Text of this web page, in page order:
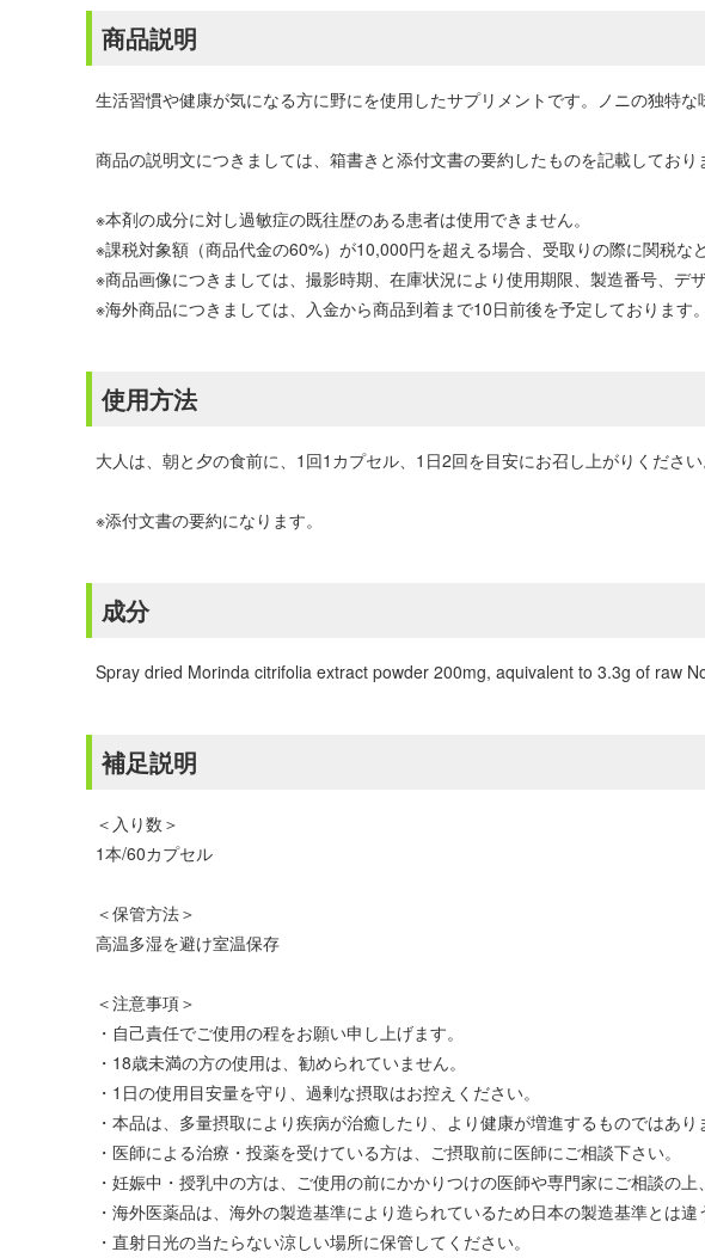
商品説明
生活習慣や健康が気になる方に野にを使用したサプリメントです。ノニの独特な
商品の説明文につきましては、箱書きと添付文書の要約したものを記載しており
※本剤の成分に対し過敏症の既往歴のある患者は使用できません。
※課税対象額（商品代金の60%）が10,000円を超える場合、受取りの際に関税な
※商品画像につきましては、撮影時期、在庫状況により使用期限、製造番号、デ
※海外商品につきましては、入金から商品到着まで10日前後を予定しております
使用方法
大人は、朝と夕の食前に、1回1カプセル、1日2回を目安にお召し上がりください
※添付文書の要約になります。
成分
Spray dried Morinda citrifolia extract powder 200mg, aquivalent to 3.3g of raw
補足説明
＜入り数＞
1本/60カプセル
＜保管方法＞
高温多湿を避け室温保存
＜注意事項＞
・自己責任でご使用の程をお願い申し上げます。
・18歳未満の方の使用は、勧められていません。
・1日の使用目安量を守り、過剰な摂取はお控えください。
・本品は、多量摂取により疾病が治癒したり、より健康が増進するものではあり
・医師による治療・投薬を受けている方は、ご摂取前に医師にご相談下さい。
・妊娠中・授乳中の方は、ご使用の前にかかりつけの医師や専門家にご相談の上
・海外医薬品は、海外の製造基準により造られているため日本の製造基準とは違
・直射日光の当たらない涼しい場所に保管してください。